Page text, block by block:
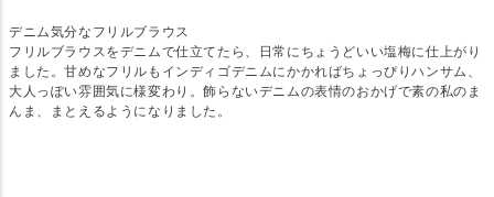
デニム気分なフリルブラウス
フリルブラウスをデニムで仕立てたら、日常にちょうどいい塩梅に仕上がり
ました。甘めなフリルもインディゴデニムにかかればちょっぴりハンサム、
大人っぽい雰囲気に様変わり。飾らないデニムの表情のおかげで素の私のま
んま、まとえるようになりました。